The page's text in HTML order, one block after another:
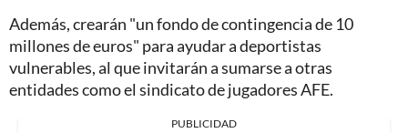
Además, crearán "un fondo de contingencia de 10
millones de euros" para ayudar a deportistas
vulnerables, al que invitarán a sumarse a otras
entidades como el sindicato de jugadores AFE.
PUBLICIDAD